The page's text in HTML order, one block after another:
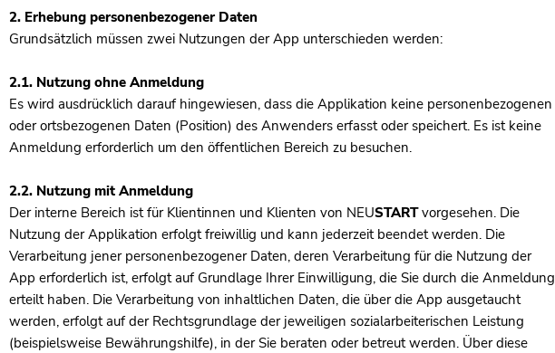
2. Erhebung personenbezogener Daten
Grundsätzlich müssen zwei Nutzungen der App unterschieden werden:
2.1. Nutzung ohne Anmeldung
Es wird ausdrücklich darauf hingewiesen, dass die Applikation keine personenbezogenen
oder ortsbezogenen Daten (Position) des Anwenders erfasst oder speichert. Es ist keine
Anmeldung erforderlich um den öffentlichen Bereich zu besuchen.
2.2. Nutzung mit Anmeldung
Der interne Bereich ist für Klientinnen und Klienten von NEUSTARTvorgesehen. Die
Nutzung der Applikation erfolgt freiwillig und kann jederzeit beendet werden. Die
Verarbeitung jener personenbezogener Daten, deren Verarbeitung für die Nutzung der
App erforderlich ist, erfolgt auf Grundlage Ihrer Einwilligung, die Sie durch die Anmeldung
erteilt haben. Die Verarbeitung von inhaltlichen Daten, die über die App ausgetaucht
werden, erfolgt auf der Rechtsgrundlage der jeweiligen sozialarbeiterischen Leistung
(beispielsweise Bewährungshilfe), in der Sie beraten oder betreut werden. Über diese